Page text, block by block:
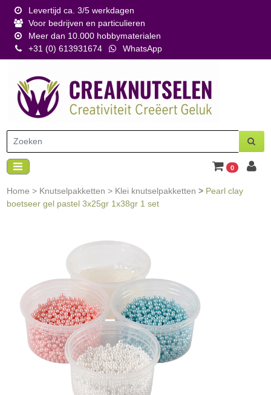
Levertijd ca. 3/5 werkdagen
Voor bedrijven en particulieren
Meer dan 10.000 hobbymaterialen
+31 (0) 613931674
WhatsApp
0
Home > Knutselpakketten > Klei knutselpakketten > Pearl clay
boetseer gel pastel 3x25gr 1x38gr 1 set